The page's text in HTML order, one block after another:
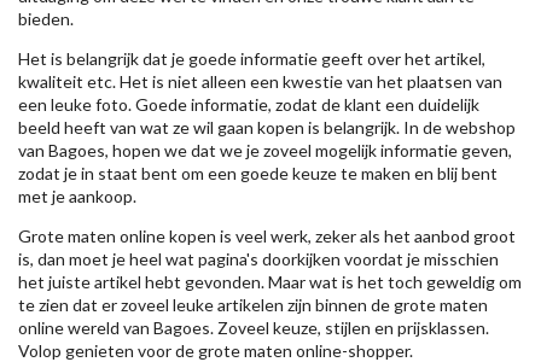
bieden.
Het is belangrijk dat je goede informatie geeft over het artikel,
kwaliteit etc. Het is niet alleen een kwestie van het plaatsen van
een leuke foto. Goede informatie, zodat de klant een duidelijk
beeld heeft van wat ze wil gaan kopen is belangrijk. In de webshop
van Bagoes, hopen we dat we je zoveel mogelijk informatie geven,
zodat je in staat bent om een goede keuze te maken en blij bent
met je aankoop.
Grote maten online kopen is veel werk, zeker als het aanbod groot
is, dan moet je heel wat pagina's doorkijken voordat je misschien
het juiste artikel hebt gevonden. Maar wat is het toch geweldig om
te zien dat er zoveel leuke artikelen zijn binnen de grote maten
online wereld van Bagoes. Zoveel keuze, stijlen en prijsklassen.
Volop genieten voor de grote maten online-shopper.